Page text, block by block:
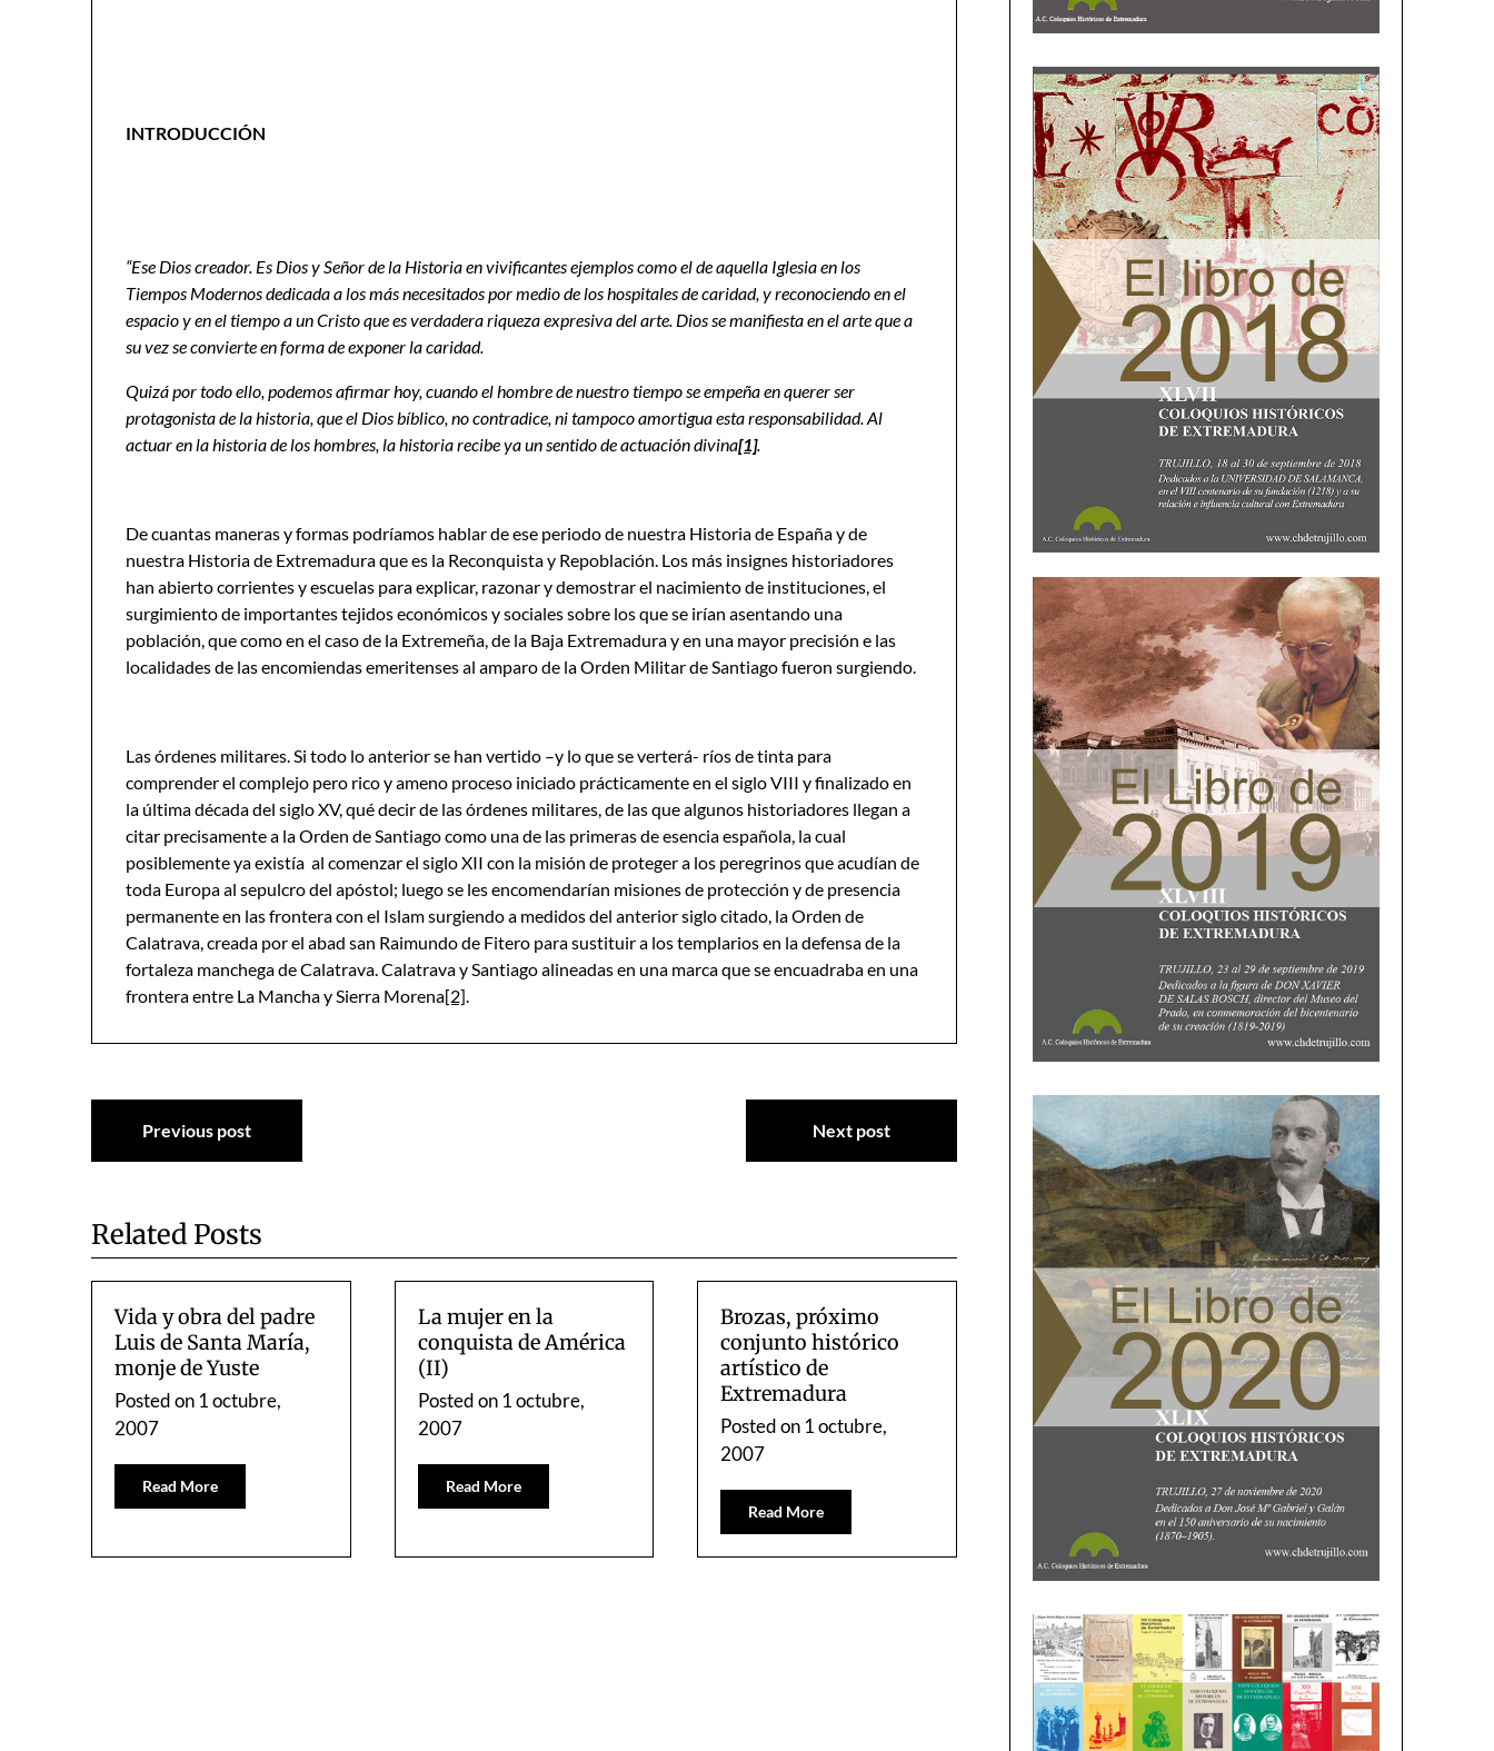
INTRODUCCIÓN
“Ese Dios creador. Es Dios y Señor de la Historia en vivificantes ejemplos como el de aquella Iglesia en los
Tiempos Modernos dedicada a los más necesitados por medio de los hospitales de caridad, y reconociendo en el
espacio y en el tiempo a un Cristo que es verdadera riqueza expresiva del arte. Dios se manifiesta en el arte que a
su vez se convierte en forma de exponer la caridad.
Quizá por todo ello, podemos afirmar hoy, cuando el hombre de nuestro tiempo se empeña en querer ser
protagonista de la historia, que el Dios bíblico, no contradice, ni tampoco amortigua esta responsabilidad. Al
actuar en la historia de los hombres, la historia recibe ya un sentido de actuación divina[1].
De cuantas maneras y formas podríamos hablar de ese periodo de nuestra Historia de España y de
nuestra Historia de Extremadura que es la Reconquista y Repoblación. Los más insignes historiadores
han abierto corrientes y escuelas para explicar, razonar y demostrar el nacimiento de instituciones, el
surgimiento de importantes tejidos económicos y sociales sobre los que se irían asentando una
población, que como en el caso de la Extremeña, de la Baja Extremadura y en una mayor precisión e las
localidades de las encomiendas emeritenses al amparo de la Orden Militar de Santiago fueron surgiendo.
Las órdenes militares. Si todo lo anterior se han vertido –y lo que se verterá- ríos de tinta para
comprender el complejo pero rico y ameno proceso iniciado prácticamente en el siglo VIII y finalizado en
la última década del siglo XV, qué decir de las órdenes militares, de las que algunos historiadores llegan a
citar precisamente a la Orden de Santiago como una de las primeras de esencia española, la cual
posiblemente ya existía al comenzar el siglo XII con la misión de proteger a los peregrinos que acudían de
toda Europa al sepulcro del apóstol; luego se les encomendarían misiones de protección y de presencia
permanente en las frontera con el Islam surgiendo a medidos del anterior siglo citado, la Orden de
Calatrava, creada por el abad san Raimundo de Fitero para sustituir a los templarios en la defensa de la
fortaleza manchega de Calatrava. Calatrava y Santiago alineadas en una marca que se encuadraba en una
frontera entre La Mancha y Sierra Morena[2].
Navegación
de
entradas
Previous post Next post
Related Posts
Vida y obra del padre
Luis de Santa María,
monje de Yuste
Posted on1 octubre,
2007
Read More
La mujer en la
conquista de América
(II)
Posted on1 octubre,
2007
Read More
Brozas, próximo
conjunto histórico
artístico de
Extremadura
Posted on1 octubre,
2007
Read More